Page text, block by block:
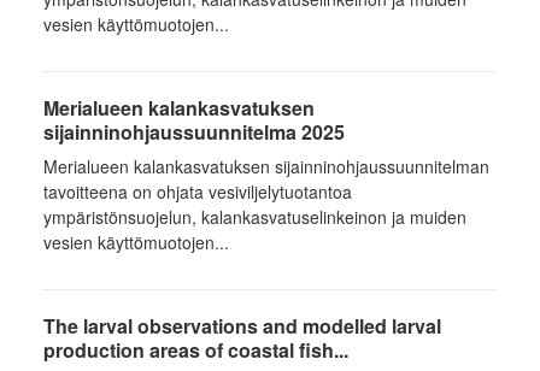
vesien käyttömuotojen...
Merialueen kalankasvatuksen
sijainninohjaussuunnitelma 2025
Merialueen kalankasvatuksen sijainninohjaussuunnitelman
tavoitteena on ohjata vesiviljelytuotantoa
ympäristönsuojelun, kalankasvatuselinkeinon ja muiden
vesien käyttömuotojen...
The larval observations and modelled larval
production areas of coastal fish...